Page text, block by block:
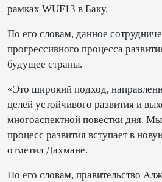
рамках WUF13 в Баку.
По его словам, данное
прогрессивного процесса
будущее страны.
«Это широкий подход,
целей устойчивого развития и
многоаспектной повестки дня.
процесс развития вступает в
отметил Дахмане.
По его словам, правительство